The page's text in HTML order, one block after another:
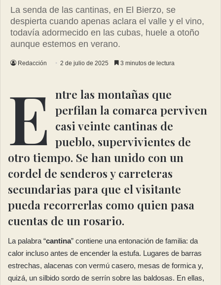
La senda de las cantinas, en El Bierzo, se
despierta cuando apenas aclara el valle y el vino,
todavía adormecido en las cubas, huele a otoño
aunque estemos en verano.
Redacción 2 de julio de 2025 3 minutos de lectura
E ntre las montañas que
perfilan la comarca perviven
casiveinte cantinas de
pueblo, supervivientes de
otro tiempo. Se han unido con un
cordel de senderosycarreteras
secundarias para que el visitante
pueda recorrerlas como quien pasa
cuentas de un rosario.
La palabra “cantina” contiene una entonación de familia: da
calor incluso antes de encender la estufa. Lugares de barras
estrechas, alacenas con vermú casero, mesas de formica y,
quizá, un silbido sordo de serrín sobre las baldosas. En ellas,